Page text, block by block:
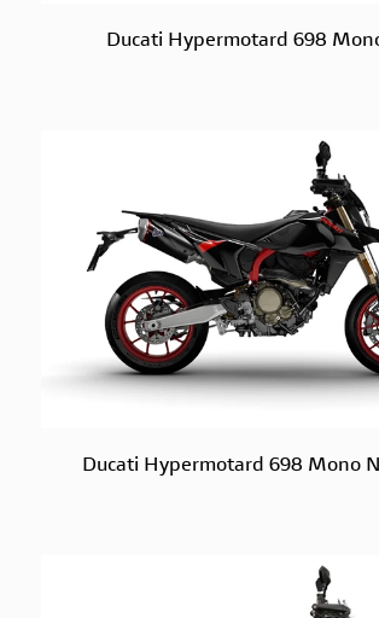
Ducati Hypermotard 698
Ducati Hypermotard 698 Mono